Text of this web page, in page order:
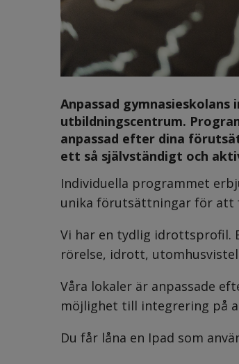
Anpassad gymnasieskolans
utbildningscentrum.
anpassad efter dina
ett så självständigt och
Individuella programmet
unika förutsättningar för att
Vi har en tydlig idrottsprofil.
rörelse, idrott,
Våra lokaler är anpassade
möjlighet till integrering på
Du får låna en Ipad som